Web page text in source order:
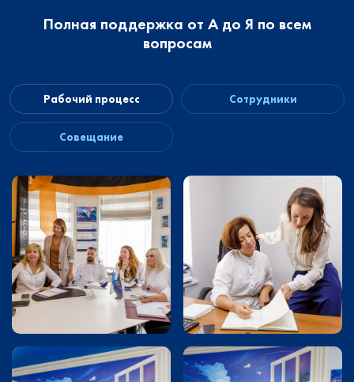
Полная поддержка от А до Я по всем
вопросам
Рабочий процесс Сотрудники
Совещание